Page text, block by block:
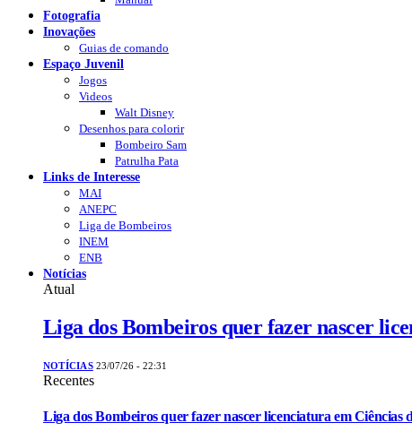
Fotografia
Inovações
Guias de comando
Espaço Juvenil
Jogos
Videos
Walt Disney
Desenhos para colorir
Bombeiro Sam
Patrulha Pata
Links de Interesse
MAI
ANEPC
Liga de Bombeiros
INEM
ENB
Notícias
Atual
Liga dos Bombeiros quer fazer nascer
NOTÍCIAS 23/07/26 - 22:31
Recentes
Liga dos Bombeiros quer fazer nascer licenciatura em Ciências